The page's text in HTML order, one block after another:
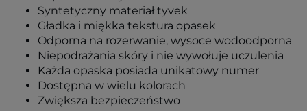
Syntetyczny materiał tyvek
Gładka i miękka tekstura opasek
Odporna na rozerwanie, wysoce wodoodporna
Niepodrażania skóry i nie wywołuje uczulenia
Każda opaska posiada unikatowy numer
Dostępna w wielu kolorach
Zwiększa bezpieczeństwo